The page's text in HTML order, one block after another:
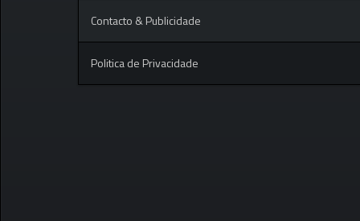
Contacto & Publicidade
Politica de Privacidade